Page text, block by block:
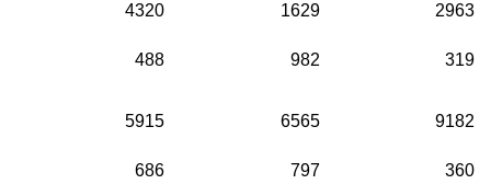
2963
319
1629
982
4320
488
9182
360
6565
797
5915
686